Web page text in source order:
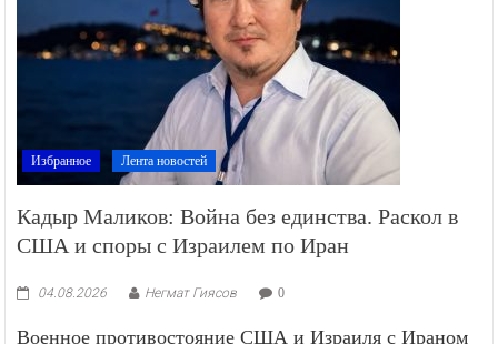
Избранное Лента новостей
Кадыр Маликов: Война без единства. Раскол в
США и споры с Израилем по Иран
04.08.2026 Негмат Гиясов 0
Военное противостояние США и Израиля с Ираном